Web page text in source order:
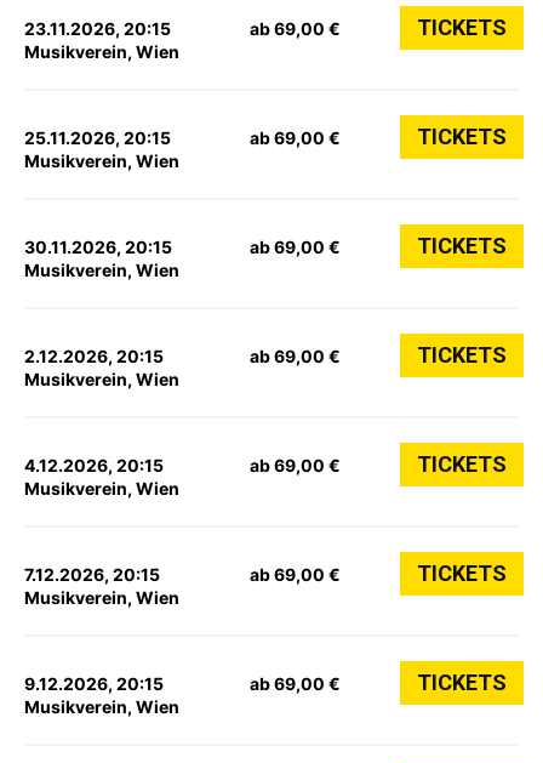
23.11.2026, 20:15
Musikverein, Wien
ab 69,00 € TICKETS
25.11.2026, 20:15
Musikverein, Wien
ab 69,00 € TICKETS
30.11.2026, 20:15
Musikverein, Wien
ab 69,00 € TICKETS
2.12.2026, 20:15
Musikverein, Wien
ab 69,00 € TICKETS
4.12.2026, 20:15
Musikverein, Wien
ab 69,00 € TICKETS
7.12.2026, 20:15
Musikverein, Wien
ab 69,00 € TICKETS
9.12.2026, 20:15
Musikverein, Wien
ab 69,00 € TICKETS